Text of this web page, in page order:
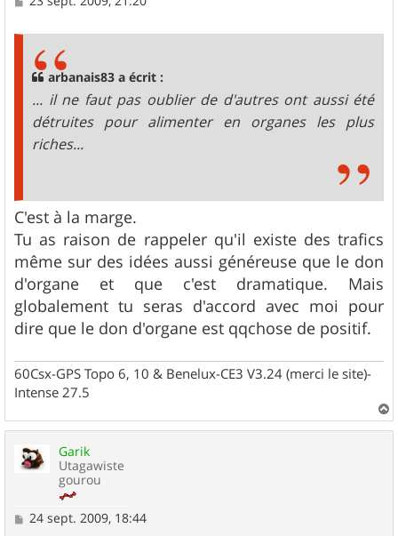
arbanais83 a écrit :
... il ne faut pas oublier de d'autres ont aussi été
détruites pour alimenter en organes les plus
riches...
C'est à la marge.
Tu as raison de rappeler qu'il existe des trafics
même sur des idées aussi généreuse que le don
d'organe et que c'est dramatique. Mais
globalement tu seras d'accord avec moi pour
dire que le don d'organe est qqchose de positif.
60Csx-GPS Topo 6, 10 & Benelux-CE3 V3.24 (merci le site)-
Intense 27.5
a
Garik
Utagawiste
gourou
M
24 sept. 2009, 18:44